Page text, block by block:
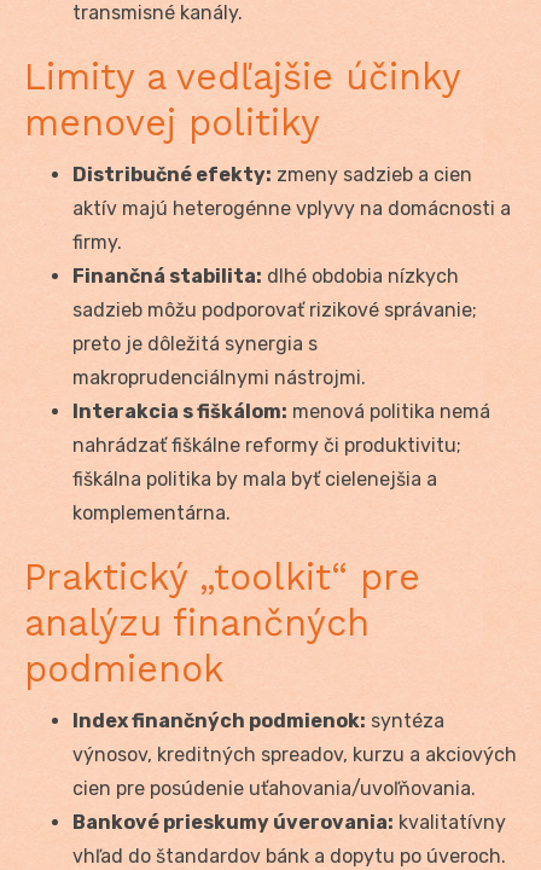
transmisné kanály.
Limity a vedľajšie účinky
menovej politiky
Distribučné efekty: zmeny sadzieb a cien
aktív majú heterogénne vplyvy na domácnosti a
firmy.
Finančná stabilita: dlhé obdobia nízkych
sadzieb môžu podporovať rizikové správanie;
preto je dôležitá synergia s
makroprudenciálnymi nástrojmi.
Interakcia s fiškálom: menová politika nemá
nahrádzať fiškálne reformy či produktivitu;
fiškálna politika by mala byť cielenejšia a
komplementárna.
Praktický „toolkit“ pre
analýzu finančných
podmienok
Index finančných podmienok: syntéza
výnosov, kreditných spreadov, kurzu a akciových
cien pre posúdenie uťahovania/uvoľňovania.
Bankové prieskumy úverovania: kvalitatívny
vhľad do štandardov bánk a dopytu po úveroch.